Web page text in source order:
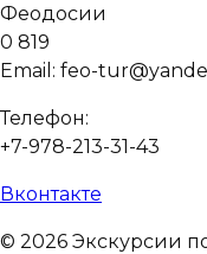
Феодосии
0 819
Email: feo-
Телефон:
+7-978-213-31-43
Вконтакте
© 2026 Экскурсии